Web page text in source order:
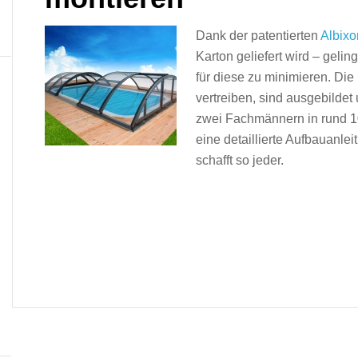
Dank der patentierten
Karton geliefert wird –
für diese zu minimieren.
vertreiben, sind ausgebildet
zwei Fachmännern in rund
eine detaillierte
schafft so jeder.